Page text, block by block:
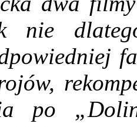
nie
po